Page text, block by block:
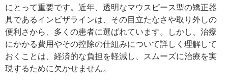
にとって重要です。近年、透明なマウスピース型の矯正器
具であるインビザラインは、その目立たなさや取り外しの
便利さから、多くの患者に選ばれています。しかし、治療
にかかる費用やその控除の仕組みについて詳しく理解して
おくことは、経済的な負担を軽減し、スムーズに治療を実
現するために欠かせません。